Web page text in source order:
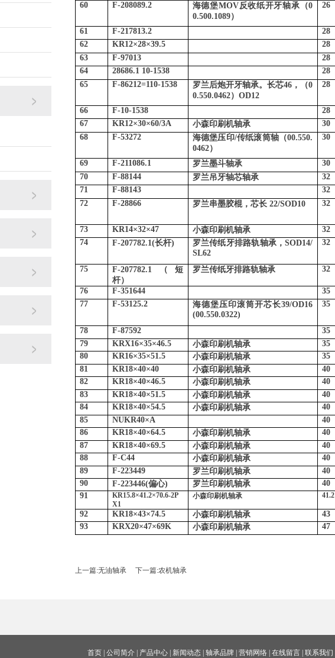
60
F-208089.2 海德堡MOV反收纸开牙轴承（0
0.500.1089）
26
61 F-217813.2 28
62
KR12×28×39.5 28
63
F-97013 28
64
28686.1 10-1538 28
65
F-86212=110-1538 罗兰后炮开牙轴承。长芯46 ，（0
0.550.0462） OD12
28
66 F-10-1538 28
67
KR12×30×60/3A 小森印刷机轴承 30
68
F-53272 海德堡压印/传纸滚筒轴（00.550.
0462）
30
69 F-211086.1 罗兰墨斗轴承 30
70
F-88144 罗兰吊牙轴芯轴承 32
71
F-88143 32
72
F-28866 罗兰串墨胶棍，芯长 22/SOD10 32
73 KR14×32×47 小森印刷机轴承 32
74
F-207782.1(长杆) 罗兰传纸牙排路轨轴承，SOD14/
SL62
32
75 F-207782.1（短
杆）
罗兰传纸牙排路轨轴承 32
76 F-351644 35
77
F-53125.2 海德堡压印滚筒开芯长39/OD16
(00.550.0322)
35
78 F-87592 35
79
KRX16×35×46.5 小森印刷机轴承 35
80
KR16×35×51.5 小森印刷机轴承 35
81
KR18×40×40 小森印刷机轴承 40
82
KR18×40×46.5 小森印刷机轴承 40
83
KR18×40×51.5 小森印刷机轴承 40
84
KR18×40×54.5 小森印刷机轴承 40
85
NUKR40×A 40
86
KR18×40×64.5 小森印刷机轴承 40
87
KR18×40×69.5 小森印刷机轴承 40
88
F-C44 小森印刷机轴承 40
89
F-223449 罗兰印刷机轴承 40
90
F-223446(偏心) 罗兰印刷机轴承 40
91
KR15.8×41.2×70.6-2P
X1
小森印刷机轴承 41.2
92 KR18×43×74.5 小森印刷机轴承 43
93
KRX20×47×69K 小森印刷机轴承 47
上一篇:无油轴承下一篇:农机轴承
首页 公司简介 产品中心 新闻动态 轴承品牌 营销网络 在线留言 联系我们